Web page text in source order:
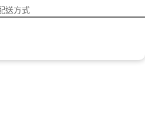
送方式